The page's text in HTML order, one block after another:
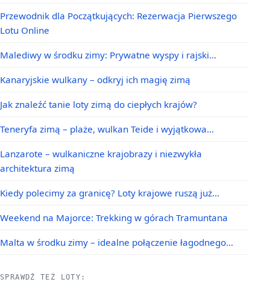
Przewodnik dla Początkujących: Rezerwacja Pierwszego
Lotu Online
Malediwy w środku zimy: Prywatne wyspy i rajski…
Kanaryjskie wulkany – odkryj ich magię zimą
Jak znaleźć tanie loty zimą do ciepłych krajów?
Teneryfa zimą – plaże, wulkan Teide i wyjątkowa…
Lanzarote – wulkaniczne krajobrazy i niezwykła
architektura zimą
Kiedy polecimy za granicę? Loty krajowe ruszą już…
Weekend na Majorce: Trekking w górach Tramuntana
Malta w środku zimy – idealne połączenie łagodnego…
SPRAWDŹ TEŻ LOTY: